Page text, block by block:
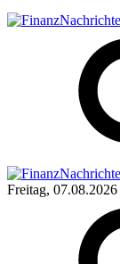
Freitag, 07.08.2026